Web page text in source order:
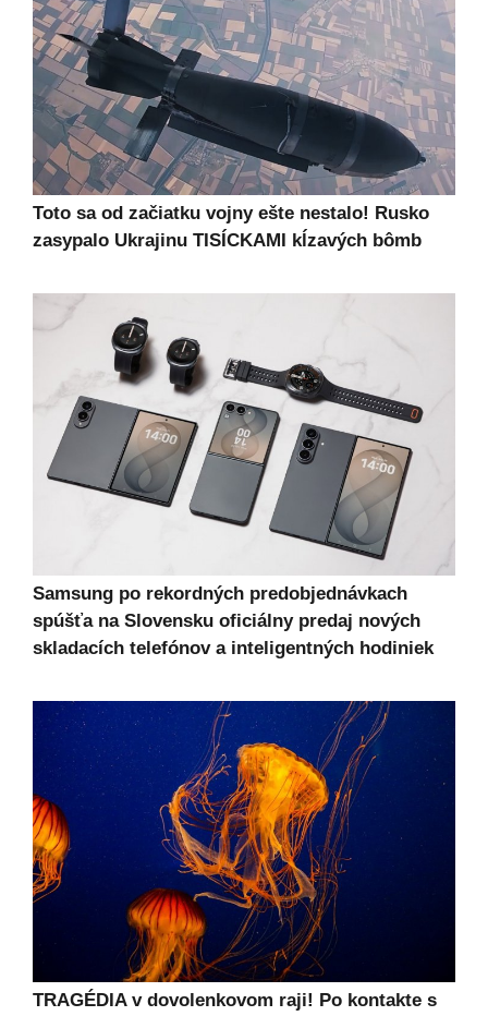
Toto sa od začiatku vojny ešte nestalo! Rusko
zasypalo Ukrajinu TISÍCKAMI kĺzavých bômb
Samsung po rekordných predobjednávkach
spúšťa na Slovensku oficiálny predaj nových
skladacích telefónov a inteligentných hodiniek
TRAGÉDIA v dovolenkovom raji! Po kontakte s